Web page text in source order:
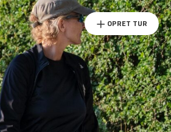
OPRET TUR